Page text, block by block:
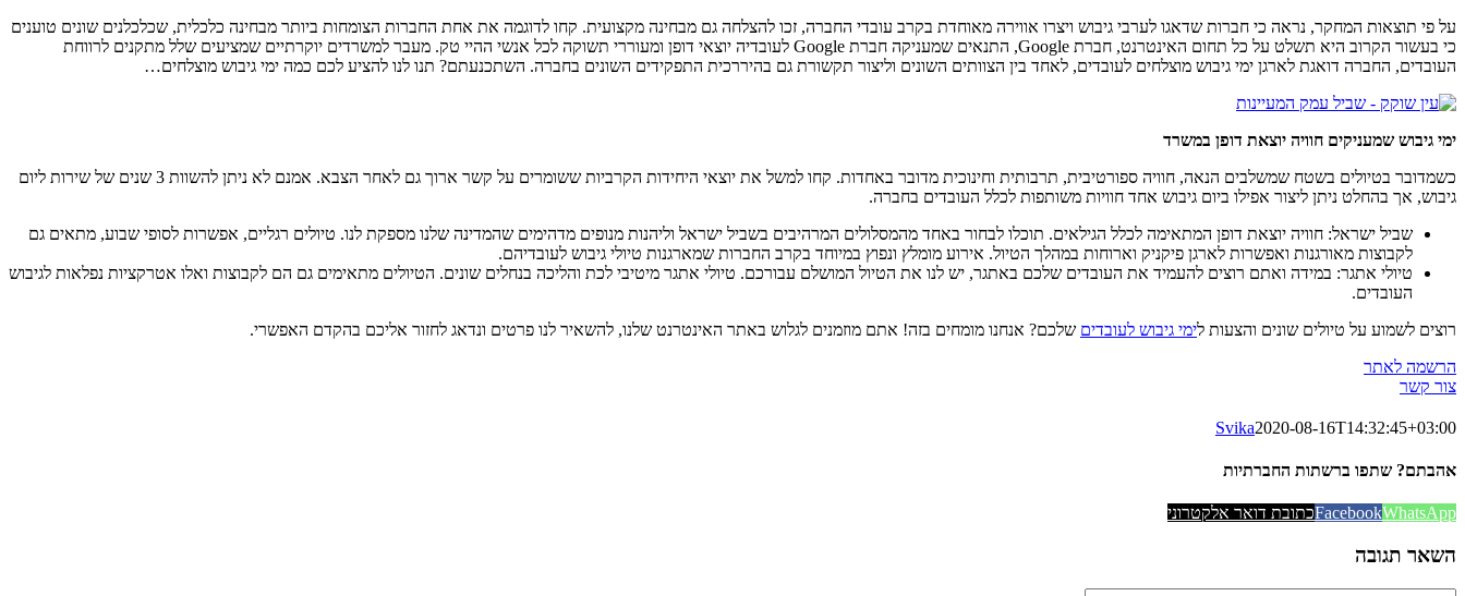
על פי תוצאות המחקר, נראה כי חברות שדאגו לערבי גיבוש ויצרו אווירה מאוחדת בקרב עובדי החברה, זכו להצלחה גם מבחינה מקצועית. קחו לדוגמה את אחת החברות הצומחות ביותר מבחינה כלכלית, שכלכלנים שונים טוענים
כי בעשור הקרוב היא תשלט על כל תחום האינטרנט, חברת Google, התנאים שמעניקה חברת Google לעובדיה יוצאי דופן ומעוררי תשוקה לכל אנשי ההיי טק. מעבר למשרדים יוקרתיים שמציעים שלל מתקנים לרווחת
העובדים, החברה דואגת לארגן ימי גיבוש מוצלחים לעובדים, לאחד בין הצוותים השונים וליצור תקשורת גם בהיררכית התפקידים השונים בחברה. השתכנעתם? תנו לנו להציע לכם כמה ימי גיבוש מוצלחים…
ימי גיבוש שמעניקים חוויה יוצאת דופן במשרד
כשמדובר בטיולים בשטח שמשלבים הנאה, חוויה ספורטיבית, תרבותית וחינוכית מדובר באחדות. קחו למשל את יוצאי היחידות הקרביות ששומרים על קשר ארוך גם לאחר הצבא. אמנם לא ניתן להשוות 3 שנים של שירות ליום
גיבוש, אך בהחלט ניתן ליצור אפילו ביום גיבוש אחד חוויות משותפות לכלל העובדים בחברה.
שביל ישראל: חוויה יוצאת דופן המתאימה לכלל הגילאים. תוכלו לבחור באחד מהמסלולים המרהיבים בשביל ישראל וליהנות מנופים מדהימים שהמדינה שלנו מספקת לנו. טיולים רגליים, אפשרות לסופי שבוע, מתאים גם
לקבוצות מאורגנות ואפשרות לארגן פיקניק וארוחות במהלך הטיול. אירוע מומלץ ונפוץ במיוחד בקרב החברות שמארגנות טיולי גיבוש לעובדיהם.
טיולי אתגר: במידה ואתם רוצים להעמיד את העובדים שלכם באתגר, יש לנו את הטיול המושלם עבורכם. טיולי אתגר מיטיבי לכת והליכה בנחלים שונים. הטיולים מתאימים גם הם לקבוצות ואלו אטרקציות נפלאות לגיבוש
העובדים.
רוצים לשמוע על טיולים שונים והצעות לימי גיבוש לעובדים שלכם? אנחנו מומחים בזה! אתם מוזמנים לגלוש באתר האינטרנט שלנו, להשאיר לנו פרטים ונדאג לחזור אליכם בהקדם האפשרי.
הרשמה לאתר
צור קשר
Svika2020-08-16T14:32:45+03:00
אהבתם? שתפו ברשתות החברתיות
FacebookWhatsApp כתובת דואר אלקטרוני
השאר תגובה